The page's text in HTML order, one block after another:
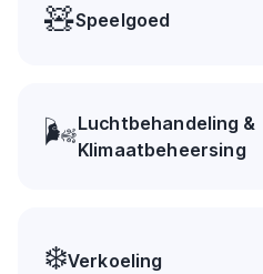
🧸Speelgoed
🌬️Luchtbehandeling &
Klimaatbeheersing
❄️Verkoeling